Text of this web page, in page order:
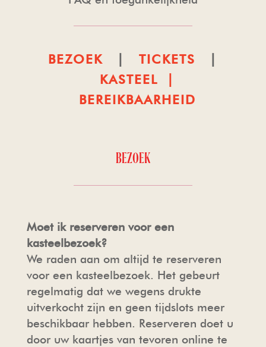
VEELGESTELDE VRAGEN
FOTO- EN FILMOPNAMES
DE KASTEELWINKEL
FOTO- EN FILMOPNAMES
HUISREGELS & VOORWAARDEN
BEZOEK |TICKETS
KASTEEL |
BEREIKBAARHEID
BEZOEK
Moet ik reserveren voor een
kasteelbezoek?
We raden aan om altijd te reserveren
voor een kasteelbezoek. Het gebeurt
regelmatig dat we wegens drukte
uitverkocht zijn en geen tijdslots meer
beschikbaar hebben. Reserveren doet u
door uw kaartjes van tevoren online te